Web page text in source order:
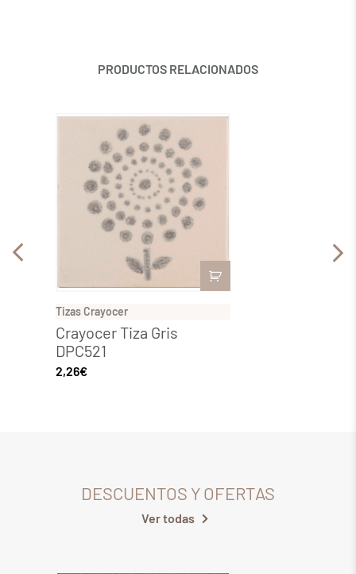
PRODUCTOS RELACIONADOS
Tizas Crayocer
Crayocer Tiza Gris
DPC521
2,26€
DESCUENTOS Y OFERTAS
Ver todas